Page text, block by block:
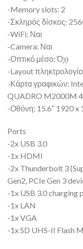
-Memory slots: 2
-Σκληρός δίσκος:
-WiFi: Ναι
-Camera: Ναι
-Οπτικό μέσο: Όχι
-Layout
-Κάρτα γραφικών:
QUADRO M2000M
-Οθόνη: 15.6″ 1920 x
Ports
-2x USB 3.0
-1x HDMI
-2x Thunderbolt 3
Gen2, PCIe Gen 3
-1x USB 3.0 charging
-1x LAN
-1x VGA
-1x SD UHS-II Flash